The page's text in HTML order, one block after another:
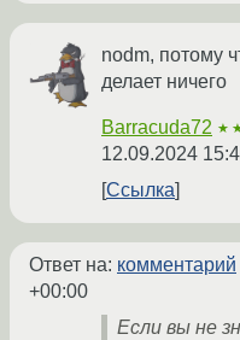
nodm, потому
делает ничего
Barracuda72
12.09.2024
Ссылка
Ответ на: комментарий
+00:00
Если вы не